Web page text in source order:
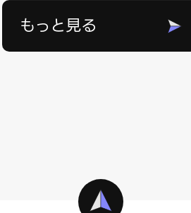
もっと見る